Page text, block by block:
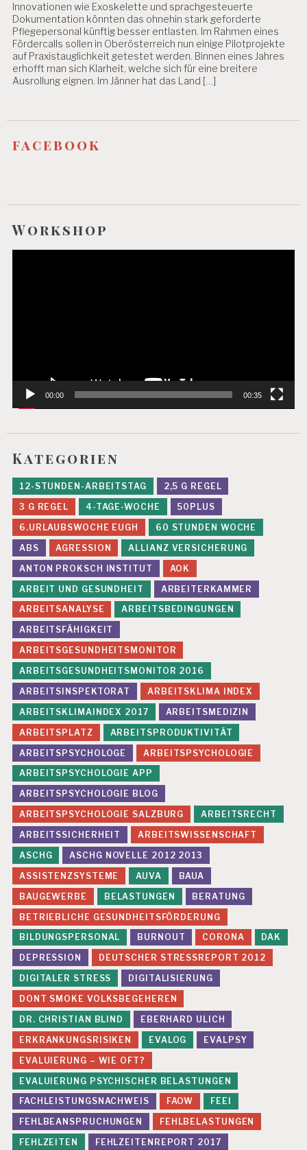
Innovationen wie Exoskelette und sprachgesteuerte
Dokumentation könnten das ohnehin stark geforderte
Pflegepersonal künftig besser entlasten. Im Rahmen eines
Fördercalls sollen in Oberösterreich nun einige Pilotprojekte
auf Praxistauglichkeit getestet werden. Binnen eines Jahres
erhofft man sich Klarheit, welche sich für eine breitere
Ausrollung eignen. Im Jänner hat das Land […]
facebook
Workshop
00:00 00:35
Kategorien
12-STUNDEN-ARBEITSTAG
2,5 G REGEL
3 G REGEL
4-TAGE-WOCHE
50PLUS
6.URLAUBSWOCHE EUGH
60 STUNDEN WOCHE
ABS
AGRESSION
ALLIANZ VERSICHERUNG
ANTON PROKSCH INSTITUT
AOK
ARBEIT UND GESUNDHEIT
ARBEITERKAMMER
ARBEITSANALYSE
ARBEITSBEDINGUNGEN
ARBEITSFÄHIGKEIT
ARBEITSGESUNDHEITSMONITOR
ARBEITSGESUNDHEITSMONITOR 2016
ARBEITSINSPEKTORAT
ARBEITSKLIMA INDEX
ARBEITSKLIMAINDEX 2017
ARBEITSMEDIZIN
ARBEITSPLATZ
ARBEITSPRODUKTIVITÄT
ARBEITSPSYCHOLOGE
ARBEITSPSYCHOLOGIE
ARBEITSPSYCHOLOGIE APP
ARBEITSPSYCHOLOGIE BLOG
ARBEITSPSYCHOLOGIE SALZBURG
ARBEITSRECHT
ARBEITSSICHERHEIT
ARBEITSWISSENSCHAFT
ASCHG
ASCHG NOVELLE 2012 2013
ASSISTENZSYSTEME
AUVA
BAUA
BAUGEWERBE
BELASTUNGEN
BERATUNG
BETRIEBLICHE GESUNDHEITSFÖRDERUNG
BILDUNGSPERSONAL
BURNOUT CORONA
DAK
DEPRESSION
DEUTSCHER STRESSREPORT 2012
DIGITALER STRESS
DIGITALISIERUNG
DONT SMOKE VOLKSBEGEHEREN
DR. CHRISTIAN BLIND
EBERHARD ULICH
ERKRANKUNGSRISIKEN
EVALOG
EVALPSY
EVALUIERUNG – WIE OFT?
EVALUIERUNG PSYCHISCHER BELASTUNGEN
FACHLEISTUNGSNACHWEIS
FAOW
FEEI
FEHLBEANSPRUCHUNGEN
FEHLBELASTUNGEN
FEHLZEITEN
FEHLZEITENREPORT 2017